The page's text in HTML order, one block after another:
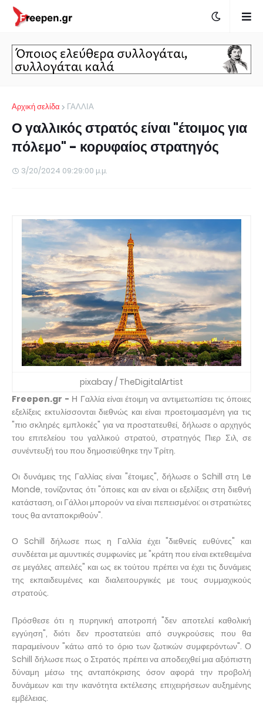
Αρχική σελίδα ΓΑΛΛΙΑ
Ο γαλλικός στρατός είναι "έτοιμος για
πόλεμο" - κορυφαίος στρατηγός
3/20/2024 09:29:00 μ.μ.
pixabay / TheDigitalArtist
Freepen.gr - Η Γαλλία είναι έτοιμη να αντιμετωπίσει τις όποιες
εξελίξεις εκτυλίσσονται διεθνώς και είναι προετοιμασμένη για τις
"πιο σκληρές εμπλοκές" για να προστατευθεί, δήλωσε ο αρχηγός
του επιτελείου του γαλλικού στρατού, στρατηγός Πιερ Σιλ, σε
συνέντευξή του που δημοσιεύθηκε την Τρίτη.
Οι δυνάμεις της Γαλλίας είναι "έτοιμες", δήλωσε ο Schill στη Le
Monde, τονίζοντας ότι "όποιες και αν είναι οι εξελίξεις στη διεθνή
κατάσταση, οι Γάλλοι μπορούν να είναι πεπεισμένοι: οι στρατιώτες
τους θα ανταποκριθούν".
Ο Schill δήλωσε πως η Γαλλία έχει "διεθνείς ευθύνες" και
συνδέεται με αμυντικές συμφωνίες με "κράτη που είναι εκτεθειμένα
σε μεγάλες απειλές" και ως εκ τούτου πρέπει να έχει τις δυνάμεις
της εκπαιδευμένες και διαλειτουργικές με τους συμμαχικούς
στρατούς.
Πρόσθεσε ότι η πυρηνική αποτροπή "δεν αποτελεί καθολική
εγγύηση", διότι δεν προστατεύει από συγκρούσεις που θα
παραμείνουν "κάτω από το όριο των ζωτικών συμφερόντων". Ο
Schill δήλωσε πως ο Στρατός πρέπει να αποδειχθεί μια αξιόπιστη
δύναμη μέσω της ανταπόκρισης όσον αφορά την προβολή
δυνάμεων και την ικανότητα εκτέλεσης επιχειρήσεων αυξημένης
εμβέλειας.